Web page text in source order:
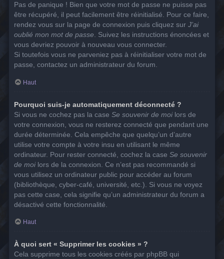
Pas de panique ! Bien que votre mot de passe ne puisse pas
être récupéré, il peut facilement être réinitialisé. Pour ce faire,
rendez vous sur la page de connexion puis cliquez sur J’ai
oublié mon mot de passe. Suivez les instructions énoncées et
vous devriez pouvoir à nouveau vous connecter.
Si toutefois vous ne parveniez pas à réinitialiser votre mot de
passe, contactez un administrateur du forum.
Haut
Pourquoi suis-je automatiquement déconnecté ?
Si vous ne cochez pas la case Se souvenir de moilors de
votre connexion, vous ne resterez connecté que pendant une
durée déterminée. Cela empêche que quelqu’un d’autre
utilise votre compte à votre insu en utilisant le même
ordinateur. Pour rester connecté, cochez la case Se souvenir
de moilors de la connexion. Ce n’est pas recommandé si
vous utilisez un ordinateur public pour accéder au forum
(bibliothèque, cyber-café, université, etc.). Si vous ne voyez
pas cette case, cela signifie qu’un administrateur du forum a
désactivé cette fonctionnalité.
Haut
À quoi sert « Supprimer les cookies » ?
Cela supprime tous les cookies créés par phpBB qui